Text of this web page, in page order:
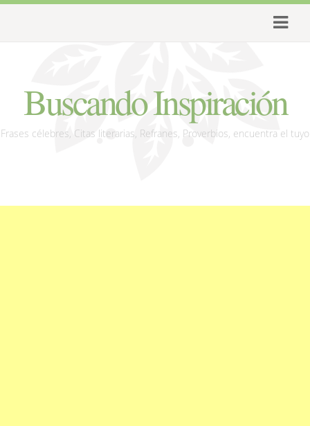
Buscando Inspiración
Frases célebres, Citas literarias, Refranes, Proverbios, encuentra el tuyo